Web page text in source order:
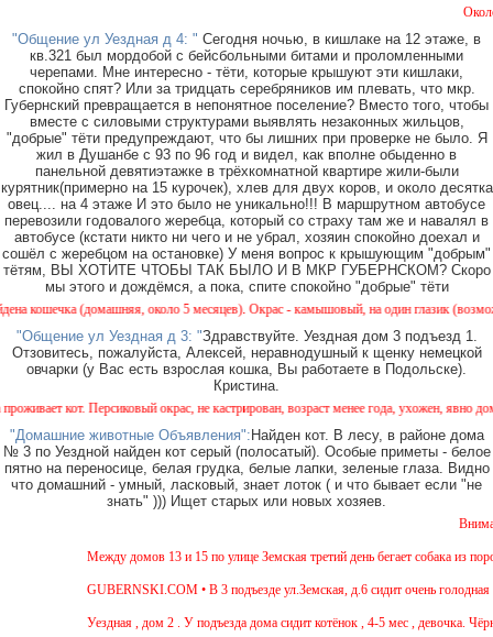
Около магазина
"Общение ул Уездная д 4: " Сегодня ночью, в кишлаке на 12 этаже, в
кв.321 был мордобой с бейсбольными битами и проломленными
черепами. Мне интересно - тёти, которые крышуют эти кишлаки,
спокойно спят? Или за тридцать серебряников им плевать, что мкр.
Губернский превращается в непонятное поселение? Вместо того, чтобы
вместе с силовыми структурами выявлять незаконных жильцов,
"добрые" тёти предупреждают, что бы лишних при проверке не было. Я
жил в Душанбе с 93 по 96 год и видел, как вполне обыденно в
панельной девятиэтажке в трёхкомнатной квартире жили-были
курятник(примерно на 15 курочек), хлев для двух коров, и около десятка
овец.... на 4 этаже И это было не уникально!!! В маршрутном автобусе
перевозили годовалого жеребца, который со страху там же и навалял в
автобусе (кстати никто ни чего и не убрал, хозяин спокойно доехал и
сошёл с жеребцом на остановке) У меня вопрос к крышующим "добрым"
тётям, ВЫ ХОТИТЕ ЧТОБЫ ТАК БЫЛО И В МКР ГУБЕРНСКОМ? Скоро
мы этого и дождёмся, а пока, спите спокойно "добрые" тёти
около 5 месяцев). Окрас - камышовый, на один глазик (возможно)
"Общение ул Уездная д 3: "Здравствуйте. Уездная дом 3 подъезд 1.
Отзовитесь, пожалуйста, Алексей, неравнодушный к щенку немецкой
овчарки (у Вас есть взрослая кошка, Вы работаете в Подольске).
Кристина.
окрас, не кастрирован, возраст менее года, ухожен, явно домашний,
"Домашние животные Объявления": Найден кот. В лесу, в районе дома
№ 3 по Уездной найден кот серый (полосатый). Особые приметы - белое
пятно на переносице, белая грудка, белые лапки, зеленые глаза. Видно
что домашний - умный, ласковый, знает лоток ( и что бывает если "не
знать" ))) Ищет старых или новых хозяев.
Внимание! В лесу
Между домов 13 и 15 по улице Земская третий день бегает собака из породы
GUBERNSKI.COM • В 3 подъезде ул.Земская, д.6 сидит очень голодная
Уездная , дом 2 . У подъезда дома сидит котёнок , 4-5 мес , девочка. Чёрная,